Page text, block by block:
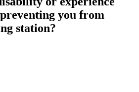
you from
station?